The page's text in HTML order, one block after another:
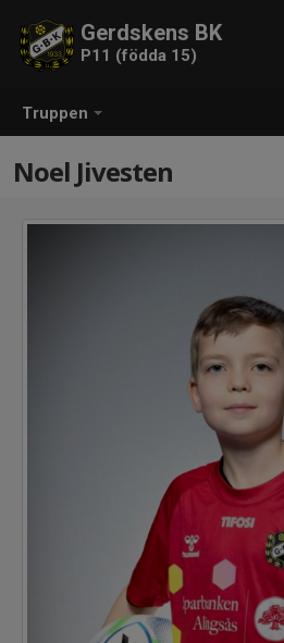
Truppen
Gerdskens BK
P11 (födda 15)
Noel Jivesten